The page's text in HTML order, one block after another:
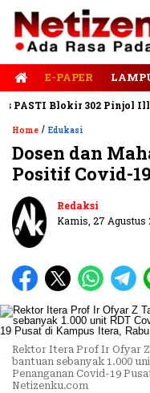
E-PAPER
Blokir 302 Pinjol
Home / Edukasi
Dosen dan
Positif Covid-19
Redaksi
Kamis, 27 Agustus
Rektor Itera Prof Ir Ofyar
bantuan sebanyak 1.000
Penanganan Covid-19
Netizenku.com